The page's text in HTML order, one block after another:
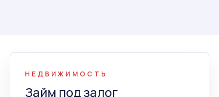
НЕДВИЖИМОСТЬ
Займ под залог